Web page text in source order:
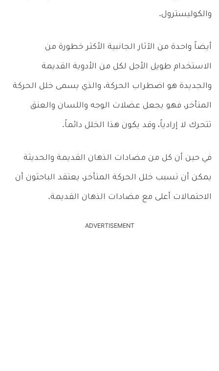
والكوليسترول.
أيضاً واحدة من الآثار الجانبية الأكثر خطورة من
الاستخدام طويل الأجل لكل من الأدوية القديمة
والجديدة هو اضطراب الحركة، والذي يسمى خلل الحركة
المتأخر، فهو يجعل عضلات الوجه واللسان والعنق
تتحرك لا إرادياً، وقد يكون هذا الخلل دائماً.
في حين أن كل من مضادات الذهان القديمة والحديثة
يمكن أن تسبب خلل الحركة المتأخر، يعتقد الباحثون أن
الاحتمالات أعلى مع مضادات الذهان القديمة.
ADVERTISEMENT